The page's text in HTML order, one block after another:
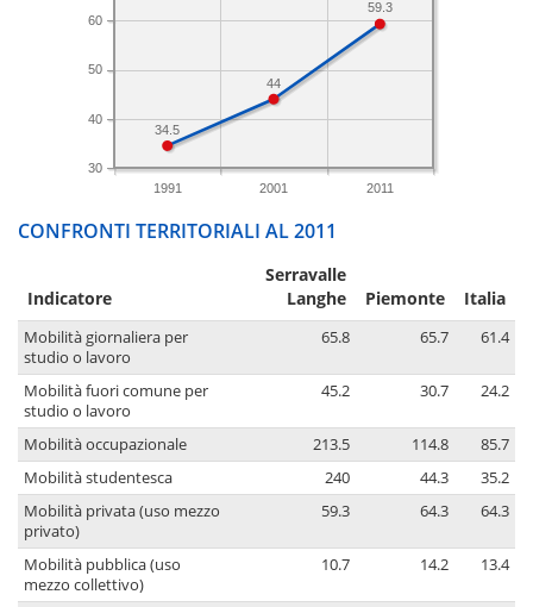
1991 2001 2011
30
40
50
60
59.3
44
34.5
CONFRONTI TERRITORIALI AL 2011
Indicatore
Serravalle
Langhe
Piemonte Italia
Mobilità giornaliera per
studio o lavoro
65.8 65.7 61.4
Mobilità fuori comune per
studio o lavoro
45.2 30.7 24.2
Mobilità occupazionale 213.5 114.8
85.7
Mobilità studentesca
240 44.3
35.2
Mobilità privata (uso mezzo
privato)
59.3 64.3 64.3
Mobilità pubblica (uso
mezzo collettivo)
10.7 14.2 13.4